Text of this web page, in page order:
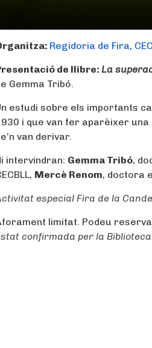
Regidoria de Fira,
de llibre: La
Gemma Tribó.
estudi sobre els importants
i que van fer aparèixer
van derivar.
intervindran: Gemma Tribó,
Mercè Renom, doctora
especial Fira de la
limitat. Podeu
confirmada per la Biblioteca